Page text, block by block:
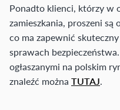
Ponadto klienci, którzy w
zamieszkania, proszeni
co ma zapewnić
sprawach
ogłaszanymi na polskim
znaleźć można TUTAJ.